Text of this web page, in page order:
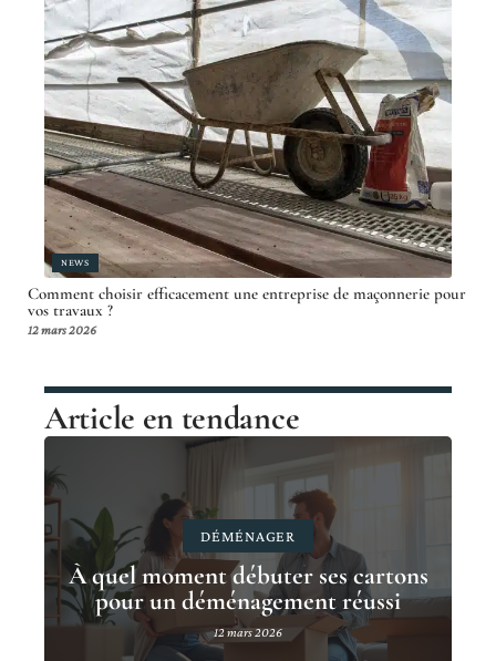
NEWS
Comment choisir efficacement une entreprise de maçonnerie pour
vos travaux ?
12 mars 2026
Article en tendance
DÉMÉNAGER
À quel moment débuter ses cartons
pour un déménagement réussi
12 mars 2026